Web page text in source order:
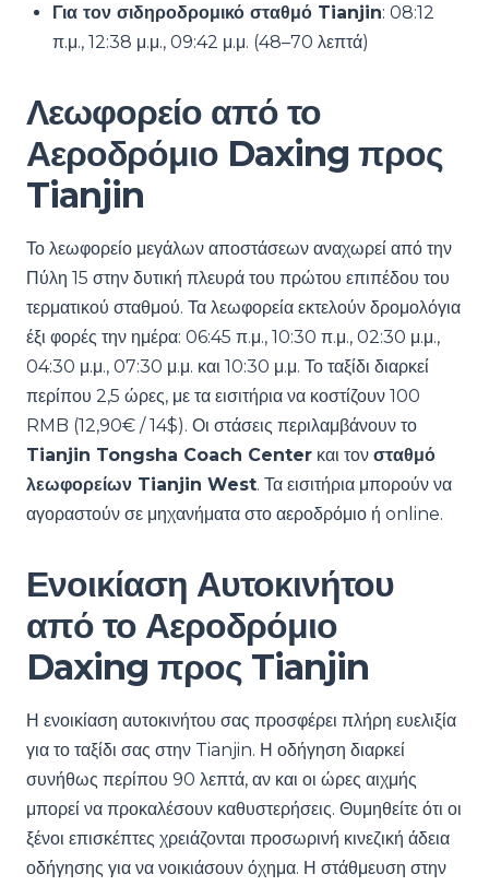
Για τον σιδηροδρομικό σταθμό Tianjin: 08:12
π.μ., 12:38 μ.μ., 09:42 μ.μ. (48–70 λεπτά)
Λεωφορείο από το
Αεροδρόμιο Daxing προς
Tianjin
Το λεωφορείο μεγάλων αποστάσεων αναχωρεί από την
Πύλη 15 στην δυτική πλευρά του πρώτου επιπέδου του
τερματικού σταθμού. Τα λεωφορεία εκτελούν δρομολόγια
έξι φορές την ημέρα: 06:45 π.μ., 10:30 π.μ., 02:30 μ.μ.,
04:30 μ.μ., 07:30 μ.μ. και 10:30 μ.μ. Το ταξίδι διαρκεί
περίπου 2,5 ώρες, με τα εισιτήρια να κοστίζουν 100
RMB (12,90€ / 14$). Οι στάσεις περιλαμβάνουν το
Tianjin Tongsha Coach Center και τον σταθμό
λεωφορείων Tianjin West. Τα εισιτήρια μπορούν να
αγοραστούν σε μηχανήματα στο αεροδρόμιο ή online.
Ενοικίαση Αυτοκινήτου
από το Αεροδρόμιο
Daxing προς Tianjin
Η ενοικίαση αυτοκινήτου σας προσφέρει πλήρη ευελιξία
για το ταξίδι σας στην Tianjin. Η οδήγηση διαρκεί
συνήθως περίπου 90 λεπτά, αν και οι ώρες αιχμής
μπορεί να προκαλέσουν καθυστερήσεις. Θυμηθείτε ότι οι
ξένοι επισκέπτες χρειάζονται προσωρινή κινεζική άδεια
οδήγησης για να νοικιάσουν όχημα. Η στάθμευση στην